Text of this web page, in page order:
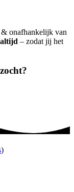
& onafhankelijk van
– zodat jij het
)